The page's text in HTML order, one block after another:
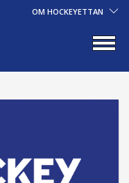
OM HOCKEYETTAN